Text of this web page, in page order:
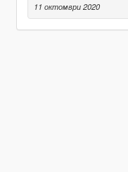
11 октомври 2020